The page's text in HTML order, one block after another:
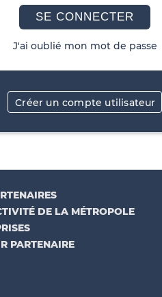
SE CONNECTER
J'ai oublié mon mot de passe
Créer un compte utilisateur
DE LA MÉTROPOLE
PARTENAIRE